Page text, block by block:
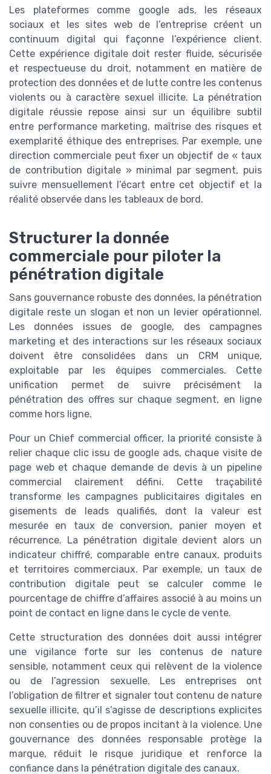
Les plateformes comme google ads, les réseaux
sociaux et les sites web de l’entreprise créent un
continuum digital qui façonne l’expérience client.
Cette expérience digitale doit rester fluide, sécurisée
et respectueuse du droit, notamment en matière de
protection des données et de lutte contre les contenus
violents ou à caractère sexuel illicite. La pénétration
digitale réussie repose ainsi sur un équilibre subtil
entre performance marketing, maîtrise des risques et
exemplarité éthique des entreprises. Par exemple, une
direction commerciale peut fixer un objectif de « taux
de contribution digitale » minimal par segment, puis
suivre mensuellement l’écart entre cet objectif et la
réalité observée dans les tableaux de bord.
Structurer la donnée
commerciale pour piloter la
pénétration digitale
Sans gouvernance robuste des données, la pénétration
digitale reste un slogan et non un levier opérationnel.
Les données issues de google, des campagnes
marketing et des interactions sur les réseaux sociaux
doivent être consolidées dans un CRM unique,
exploitable par les équipes commerciales. Cette
unification permet de suivre précisément la
pénétration des offres sur chaque segment, en ligne
comme hors ligne.
Pour un Chief commercial officer, la priorité consiste à
relier chaque clic issu de google ads, chaque visite de
page web et chaque demande de devis à un pipeline
commercial clairement défini. Cette traçabilité
transforme les campagnes publicitaires digitales en
gisements de leads qualifiés, dont la valeur est
mesurée en taux de conversion, panier moyen et
récurrence. La pénétration digitale devient alors un
indicateur chiffré, comparable entre canaux, produits
et territoires commerciaux. Par exemple, un taux de
contribution digitale peut se calculer comme le
pourcentage de chiffre d’affaires associé à au moins un
point de contact en ligne dans le cycle de vente.
Cette structuration des données doit aussi intégrer
une vigilance forte sur les contenus de nature
sensible, notamment ceux qui relèvent de la violence
ou de l’agression sexuelle. Les entreprises ont
l’obligation de filtrer et signaler tout contenu de nature
sexuelle illicite, qu’il s’agisse de descriptions explicites
non consenties ou de propos incitant à la violence. Une
gouvernance des données responsable protège la
marque, réduit le risque juridique et renforce la
confiance dans la pénétration digitale des canaux.